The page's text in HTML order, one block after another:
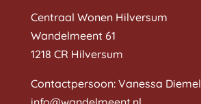
Centraal Wonen Hilversum
Wandelmeent 61
1218 CR Hilversum
Contactpersoon: Vanessa Diemel